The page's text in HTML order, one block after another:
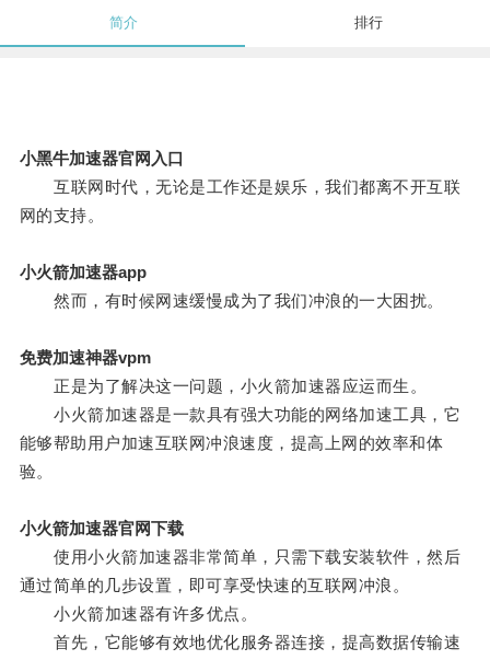
简介 排行
小黑牛加速器官网入口
互联网时代，无论是工作还是娱乐，我们都离不开互联
网的支持。
小火箭加速器app
然而，有时候网速缓慢成为了我们冲浪的一大困扰。
免费加速神器vpm
正是为了解决这一问题，小火箭加速器应运而生。
小火箭加速器是一款具有强大功能的网络加速工具，它
能够帮助用户加速互联网冲浪速度，提高上网的效率和体
验。
小火箭加速器官网下载
使用小火箭加速器非常简单，只需下载安装软件，然后
通过简单的几步设置，即可享受快速的互联网冲浪。
小火箭加速器有许多优点。
首先，它能够有效地优化服务器连接，提高数据传输速